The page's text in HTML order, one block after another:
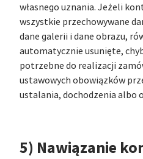
własnego uznania. Jeżeli
wszystkie przechowywane
dane galerii i dane obrazu,
automatycznie usunięte,
potrzebne do realizacji
ustawowych obowiązków
ustalania, dochodzenia albo
5) Nawiązanie